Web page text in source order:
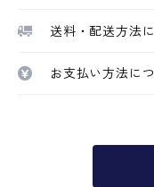
送料・配送方法
お支払い方法に